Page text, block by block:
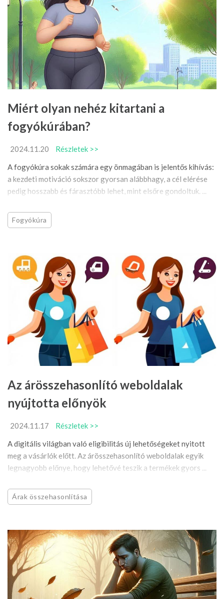
Miért olyan nehéz kitartani a
fogyókúrában?
2024.11.20
Részletek >>
A fogyókúra sokak számára egy önmagában is jelentős kihívás:
a kezdeti motiváció sokszor gyorsan alábbhagy, a cél elérése
pedig hosszabb és fárasztóbb lehet, mint elsőre gondoltuk. ...
Fogyókúra
Az árösszehasonlító weboldalak
nyújtotta előnyök
2024.11.17
Részletek >>
A digitális világban való eligibilitás új lehetőségeket nyitott
meg a vásárlók előtt. Az árösszehasonlító weboldalak egyik
legnagyobb előnye, hogy lehetővé teszik a termékek gyors ...
Árak összehasonlítása